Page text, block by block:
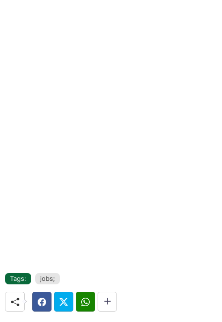
Tags: jobs;